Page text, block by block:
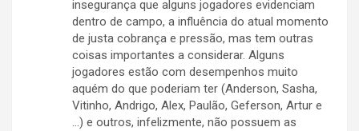
insegurança que alguns jogadores evidenciam
dentro de campo, a influência do atual momento
de justa cobrança e pressão, mas tem outras
coisas importantes a considerar. Alguns
jogadores estão com desempenhos muito
aquém do que poderiam ter (Anderson, Sasha,
Vitinho, Andrigo, Alex, Paulão, Geferson, Artur e
…) e outros, infelizmente, não possuem as